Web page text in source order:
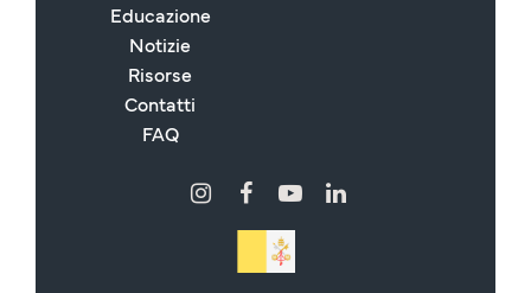
Educazione
Notizie
Risorse
Contatti
FAQ